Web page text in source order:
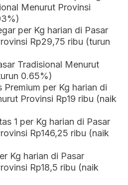
Menurut Provinsi
per Kg harian di Pasar
Rp29,75 ribu (turun
Tradisional Menurut
0.65%)
Premium per Kg harian di
Provinsi Rp19 ribu (naik
1 per Kg harian di Pasar
Rp146,25 ribu (naik
Kg harian di Pasar
Rp18,5 ribu (naik